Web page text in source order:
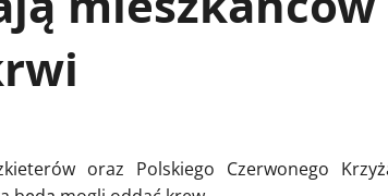
oraz Polskiego Czerwonego